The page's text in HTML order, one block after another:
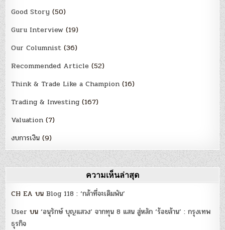
Good Story (50)
Guru Interview (19)
Our Columnist (36)
Recommended Article (52)
Think & Trade Like a Champion (16)
Trading & Investing (167)
Valuation (7)
งบการเงิน (9)
ความเห็นล่าสุด
CH EA บนBlog 118 : ‘กล้าที่จะเดิมพัน’
User บน‘อนุรักษ์ บุญแสวง’ จากทุน 8 แสน สู่หลัก ‘ร้อยล้าน’ : กรุงเทพ
ธุรกิจ